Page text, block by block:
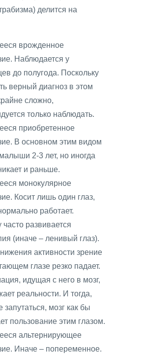
делится на
врожденное
Наблюдается у
до полугода. Поскольку
верный диагноз в этом
сложно,
только наблюдать.
приобретенное
В основном этим видом
2-3 лет, но иногда
и раньше.
монокулярное
Косит лишь один глаз,
работает.
часто развивается
(иначе – ленивый глаз).
активности зрение
глазе резко падает.
идущая с него в мозг,
реальности. И тогда,
запутаться, мозг как бы
пользование этим глазом.
альтернирующее
Иначе – попеременное.